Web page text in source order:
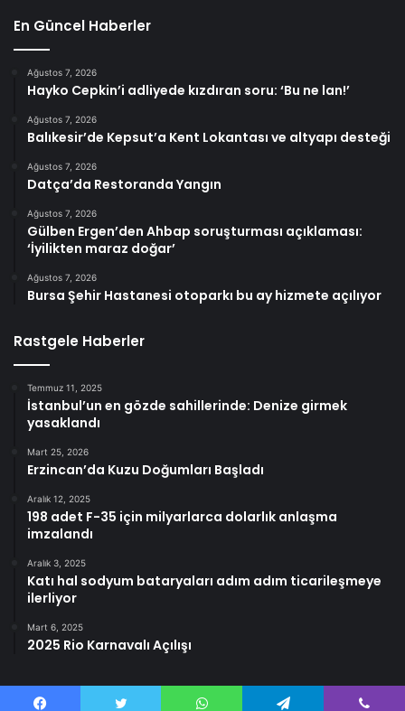
En Güncel Haberler
Ağustos 7, 2026
Hayko Cepkin’i adliyede kızdıran soru: ‘Bu ne lan!’
Ağustos 7, 2026
Balıkesir’de Kepsut’a Kent Lokantası ve altyapı desteği
Ağustos 7, 2026
Datça’da Restoranda Yangın
Ağustos 7, 2026
Gülben Ergen’den Ahbap soruşturması açıklaması:
‘İyilikten maraz doğar’
Ağustos 7, 2026
Bursa Şehir Hastanesi otoparkı bu ay hizmete açılıyor
Rastgele Haberler
Temmuz 11, 2025
İstanbul’un en gözde sahillerinde: Denize girmek
yasaklandı
Mart 25, 2026
Erzincan’da Kuzu Doğumları Başladı
Aralık 12, 2025
198 adet F-35 için milyarlarca dolarlık anlaşma
imzalandı
Aralık 3, 2025
Katı hal sodyum bataryaları adım adım ticarileşmeye
ilerliyor
Mart 6, 2025
2025 Rio Karnavalı Açılışı